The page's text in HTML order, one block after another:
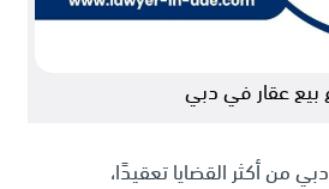
بيع عقار في دبي
من أكثر القضايا تعقيدًا،